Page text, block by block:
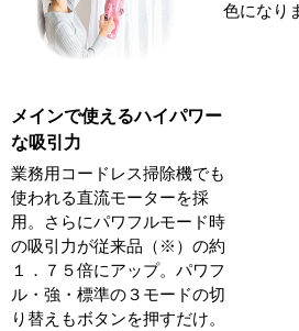
色になり
メインで使えるハイパワー
な吸引力
業務用コードレス掃除機でも
使われる直流モーターを採
用。さらにパワフルモード時
の吸引力が従来品（※）の約
１．７５倍にアップ。パワフ
ル・強・標準の３モードの切
り替えもボタンを押すだけ。